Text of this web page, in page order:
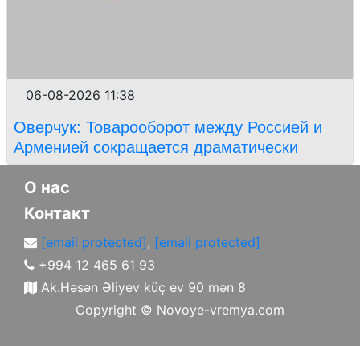
06-08-2026 11:38
Оверчук: Товарооборот между Россией и
Арменией сокращается драматически
О нас
Контакт
[email protected], [email protected]
+994 12 465 61 93
Ak.Həsən Əliyev küç ev 90 mən 8
Copyright © Novoye-vremya.com